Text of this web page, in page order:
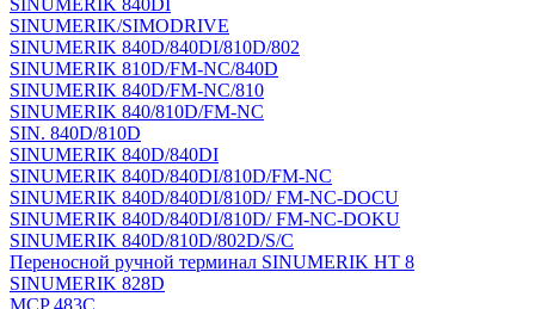
SINUMERIK 840DI
SINUMERIK/SIMODRIVE
SINUMERIK 840D/840DI/810D/802
SINUMERIK 810D/FM-NC/840D
SINUMERIK 840D/FM-NC/810
SINUMERIK 840/810D/FM-NC
SIN. 840D/810D
SINUMERIK 840D/840DI
SINUMERIK 840D/840DI/810D/FM-NC
SINUMERIK 840D/840DI/810D/ FM-NC-DOCU
SINUMERIK 840D/840DI/810D/ FM-NC-DOKU
SINUMERIK 840D/810D/802D/S/C
Переносной ручной терминал SINUMERIK HT 8
SINUMERIK 828D
MCP 483C